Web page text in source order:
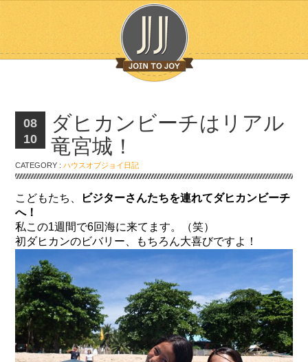
08
10
ダヒカンビーチはリアル
竜宮城！
CATEGORY :ハウスオブジョイ日記
こどもたち、
ビジターさんたちを連れてダヒカンビーチ
へ！
私この1週間で6回海に来てます。（笑）
初ダヒカンのビバリー、もちろん大喜びですよ！